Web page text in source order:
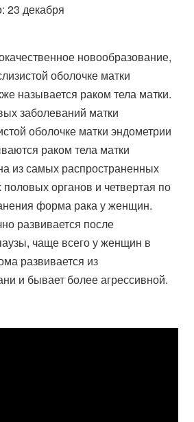
23 декабря
новообразование,
оболочке матки
называется раком тела матки.
заболеваний матки
оболочке матки эндометрии
раком тела матки
из самых распространенных
органов и четвертая по
форма рака у женщин.
развивается после
чаще всего у женщин в
развивается из
и бывает более агрессивной.